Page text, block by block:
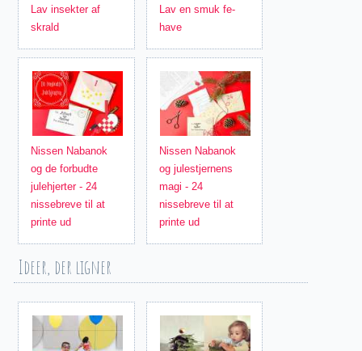
Lav insekter af
skrald
Lav en smuk fe-
have
Nissen Nabanok
og de forbudte
julehjerter - 24
nissebreve til at
printe ud
Nissen Nabanok
og julestjernens
magi - 24
nissebreve til at
printe ud
Ideer, der ligner